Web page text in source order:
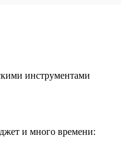
инструментами
и много времени: